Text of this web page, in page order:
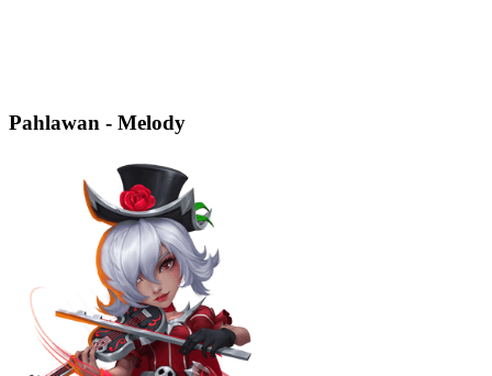
Pahlawan - Melody